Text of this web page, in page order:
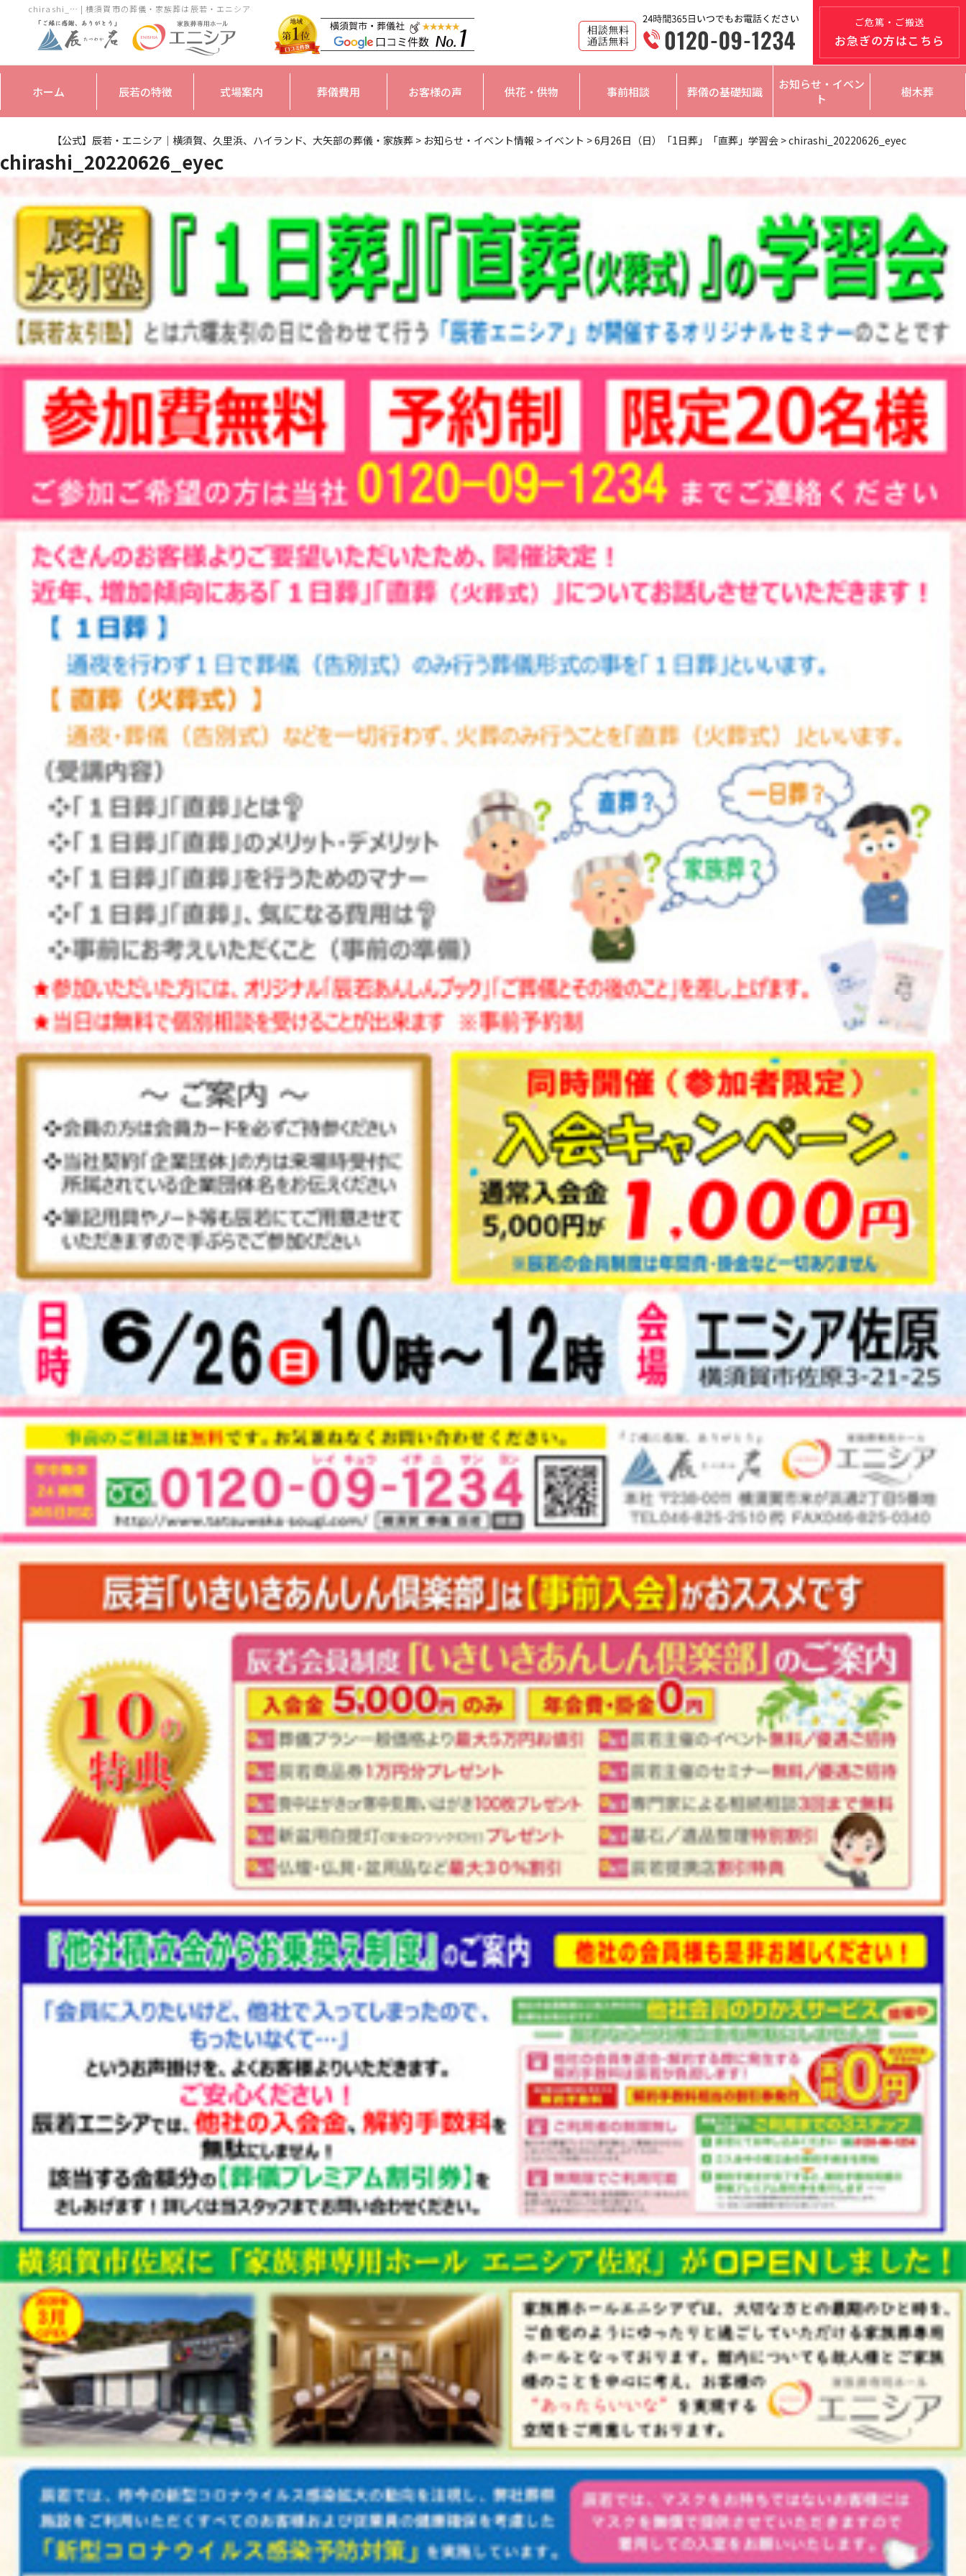
chirashi_… | 横須賀市の葬儀・家族葬は辰若・エニシア
ご危篤・ご搬送
お急ぎの方はこちら
ホーム 辰若の特徴 式場案内 葬儀費用 お客様の声 供花・供物 事前相談 葬儀の基礎知識
お知らせ・イベン
ト
樹木葬
【公式】辰若・エニシア｜横須賀、久里浜、ハイランド、大矢部の葬儀・家族葬 > お知らせ・イベント情報 > イベント >6月26日（日）「1日葬」「直葬」学習会 >chirashi_20220626_eyec
chirashi_20220626_eyec